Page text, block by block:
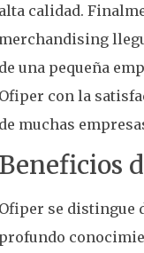
alta calidad.
merchandising
de una pequeña
Ofiper con la
de muchas
Beneficios
Ofiper se distingue
profundo